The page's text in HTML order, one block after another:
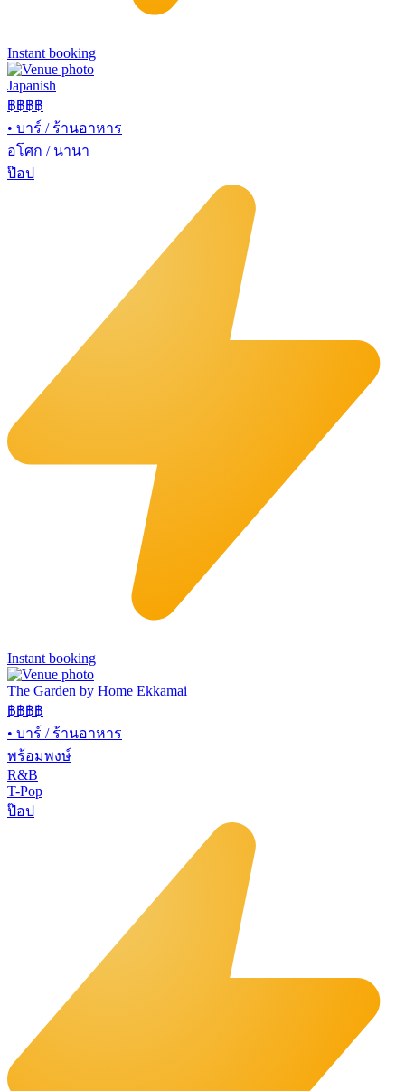
Instant booking
Japanish
฿฿฿฿
• บาร์ / ร้านอาหาร
อโศก / นานา
ป๊อป
Instant booking
The Garden by Home Ekkamai
฿฿฿฿
• บาร์ / ร้านอาหาร
พร้อมพงษ์
R&B
T-Pop
ป๊อป